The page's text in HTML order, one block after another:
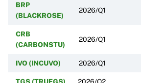
BRP
(BLACKROSE)
2026/Q1
CRB
(CARBONSTU)
2026/Q1
IVO (INCUVO) 2026/Q1
TGS (TRUEGS) 2026/Q2